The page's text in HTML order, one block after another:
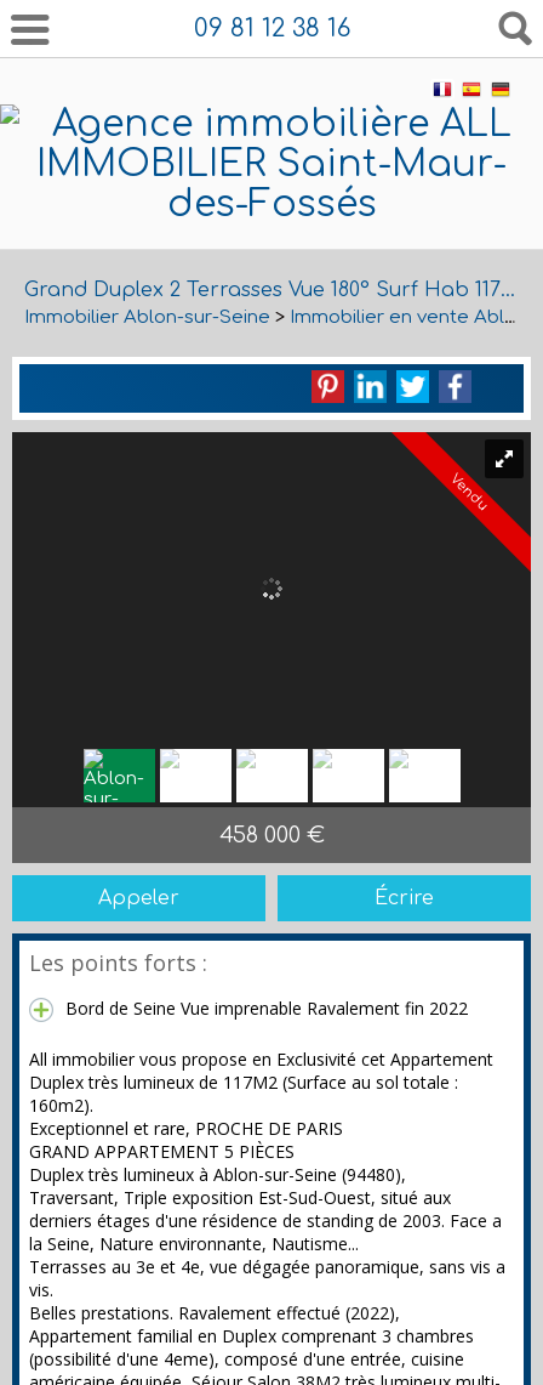
09 81 12 38 16
Grand Duplex 2 Terrasses Vue 180° Surf Hab 117 m2 Surf totale : 160 m2
Immobilier Ablon-sur-Seine > Immobilier en vente Ablon-sur-Seine
Vendu
458 000 €
Appeler Écrire
Les points forts :
Bord de Seine Vue imprenable Ravalement fin 2022
All immobilier vous propose en Exclusivité cet Appartement
Duplex très lumineux de 117M2 (Surface au sol totale :
160m2).
Exceptionnel et rare, PROCHE DE PARIS
GRAND APPARTEMENT 5 PIÈCES
Duplex très lumineux à Ablon-sur-Seine (94480),
Traversant, Triple exposition Est-Sud-Ouest, situé aux
derniers étages d'une résidence de standing de 2003. Face a
la Seine, Nature environnante, Nautisme...
Terrasses au 3e et 4e, vue dégagée panoramique, sans vis a
vis.
Belles prestations. Ravalement effectué (2022),
Appartement familial en Duplex comprenant 3 chambres
(possibilité d'une 4eme), composé d'une entrée, cuisine